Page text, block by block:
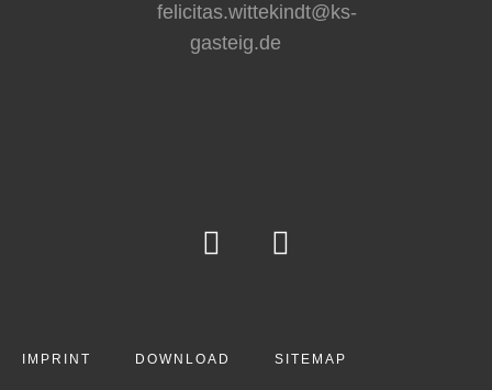
felicitas.wittekindt@ks-
gasteig.de
IMPRINT DOWNLOAD SITEMAP